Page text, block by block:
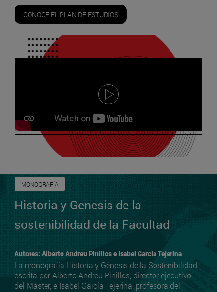
CONOCE EL PLAN DE ESTUDIOS
MONOGRAFÍA
Historia y Genesis de la
sostenibilidad de la Facultad
Autores: Alberto Andreu Pinillos e Isabel García Tejerina
La monografía Historia y Génesis de la Sostenibilidad,
escrita por Alberto Andreu Pinillos, director ejecutivo
del Máster, e Isabel García Tejerina, profesora del